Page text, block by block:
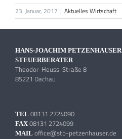
23. Januar, 2017 | Aktuelles Wirtschaft
HANS-JOACHIM PETZENHAUSER
STEUERBERATER
Theodor-Heuss-Straße 8
85221 Dachau
TEL 08131 2724090
FAX 08131 2724099
MAIL office@stb-petzenhauser.de